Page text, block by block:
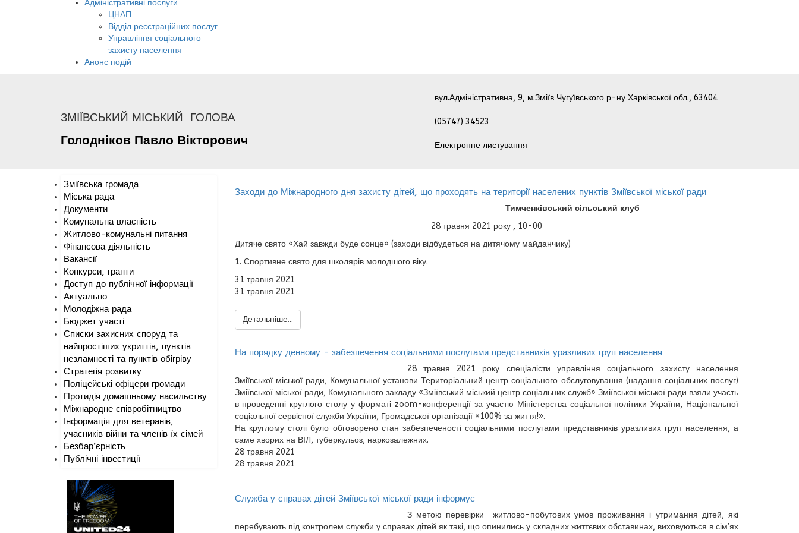
Адміністративні послуги
ЦНАП
Відділ реєстраційних послуг
Управління соціального
захисту населення
Анонс подій
ЗМІЇВСЬКИЙ МІСЬКИЙ ГОЛОВА
Голодніков Павло Вікторович
вул.Адміністративна, 9, м.Зміїв Чугуївського р-ну Харківської обл., 63404
(05747) 34523
Електронне листування
Зміївська громада
Міська рада
Документи
Комунальна власність
Житлово-комунальні питання
Фінансова діяльність
Вакансії
Конкурси, гранти
Доступ до публічної інформації
Актуально
Молодіжна рада
Бюджет участі
Списки захисних споруд та
найпростіших укриттів, пунктів
незламності та пунктів обігріву
Стратегія розвитку
Поліцейські офіцери громади
Протидія домашньому насильству
Міжнародне співробітництво
Інформація для ветеранів,
учасників війни та членів їх сімей
Безбар’єрність
Публічні інвестиції
Заходи до Міжнародного дня захисту дітей, що проходять на території населених пунктів Зміївської міської ради
Тимченківський сільський клуб
28 травня 2021 року , 10-00
Дитяче свято «Хай завжди буде сонце» (заходи відбудеться на дитячому майданчику)
1. Спортивне свято для школярів молодшого віку.
31 травня 2021
31 травня 2021
Детальніше...
На порядку денному - забезпечення соціальними послугами представників уразливих груп населення
28 травня 2021 року спеціалісти управління соціального захисту населення
Зміївської міської ради, Комунальної установи Територіальний центр соціального обслуговування (надання соціальних послуг)
Зміївської міської ради, Комунального закладу «Зміївський міський центр соціальних служб» Зміївської міської ради взяли участь
в проведенні круглого столу у форматі zoom-конференції за участю Міністерства соціальної політики України, Національної
соціальної сервісної служби України, Громадської організації «100% за життя!».
На круглому столі було обговорено стан забезпеченості соціальними послугами представників уразливих груп населення, а
саме хворих на ВІЛ, туберкульоз, наркозалежних.
28 травня 2021
28 травня 2021
Служба у справах дітей Зміївської міської ради інформує
З метою перевірки житлово-побутових умов проживання і утримання дітей, які
перебувають під контролем служби у справах дітей як такі, що опинились у складних життєвих обставинах, виховуються в сімʼях